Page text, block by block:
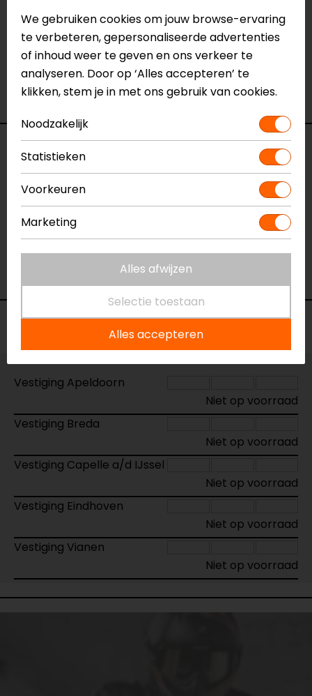
vanonze winkelsin Breda, Capelle aan den IJssel,
Eindhoven, Vianen of Apeldoorn. In de winkels kun je
het product bekijken & passen en staan onze
verkoopmedewerkers voor je klaar met advies.
Bekijk onze andere windschermen.
Specificaties
Naam
Windscherm
Model
Merk
Barracuda
Kleur
N.v.t.
Yamaha
Vestiging Apeldoorn
Niet op voorraad
Vestiging Breda
Niet op voorraad
Vestiging Capelle a/d IJssel
Niet op voorraad
Vestiging Eindhoven
Niet op voorraad
Vestiging Vianen
Niet op voorraad
We gebruiken cookies om jouw browse-ervaring
te verbeteren, gepersonaliseerde advertenties
of inhoud weer te geven en ons verkeer te
analyseren. Door op ‘Alles accepteren’ te
klikken, stem je in met ons gebruik van cookies.
Noodzakelijk
Statistieken
Voorkeuren
Marketing
Alles afwijzen
Selectie toestaan
Alles accepteren